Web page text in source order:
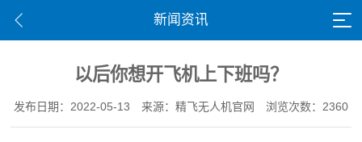
新闻资讯
以后你想开飞机上下班吗？
发布日期：2022-05-13 来源：精飞无人机官网 浏览次数：2360